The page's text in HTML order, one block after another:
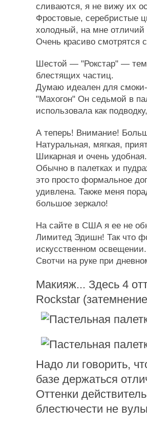
сливаются, я не вижу их
Фростовые, серебристые
холодный, на мне отличий
Очень красиво смотрятся
Шестой — "Рокстар" —
блестящих частиц.
Думаю идеален для
"Махогон" Он седьмой в
использовала как
А теперь! Внимание!
Натуральная, мягкая,
Шикарная и очень
Обычно в палетках и
это просто формальное
удивлена. Также меня
большое зеркало!
На сайте в США я ее не
Лимитед Эдишн! Так что
искусственном освещении.
Свотчи на руке при
Макияж... Здесь 4
Rockstar
Надо ли говорить,
базе держаться
Оттенки
блестючести не